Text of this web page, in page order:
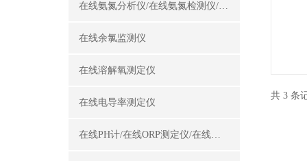
在线氨氮分析仪/在线氨氮检测仪/氨氮变送器
在线余氯监测仪
在线溶解氧测定仪
在线电导率测定仪
在线PH计/在线ORP测定仪/在线酸碱度计
共 3 条